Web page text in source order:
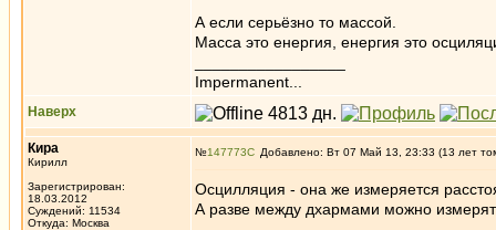
А если серьёзно то массой.
Масса это енергия, енергия это
Impermanent...
Наверх
Кира
Кирилл
Зарегистрирован:
18.03.2012
Суждений: 11534
Откуда: Москва
№147773 Добавлено: Вт 07 Май 13, 23:33 (13 лет
Осцилляция - она же измеряется
А разве между дхармами можно